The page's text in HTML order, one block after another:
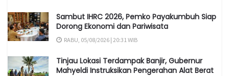
Sambut IHRC 2026, Pemko Payakumbuh Siap
Dorong Ekonomi dan Pariwisata
RABU, 05/08/2026 | 20:31 WIB
Tinjau Lokasi Terdampak Banjir, Gubernur
Mahyeldi Instruksikan Pengerahan Alat Berat